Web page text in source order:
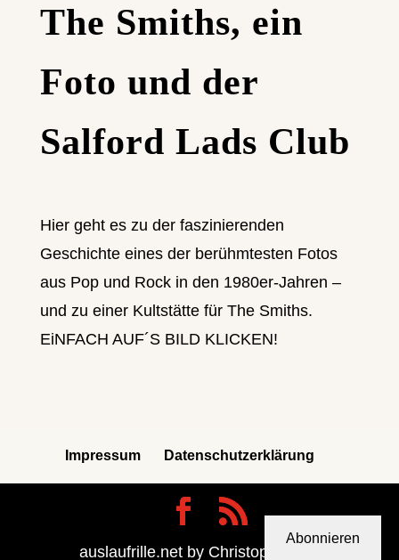
The Smiths, ein
Foto und der
Salford Lads Club
Hier geht es zu der faszinierenden
Geschichte eines der berühmtesten Fotos
aus Pop und Rock in den 1980er-Jahren –
und zu einer Kultstätte für The Smiths.
EiNFACH AUF´S BILD KLICKEN!
Impressum Datenschutzerklärung
auslaufrille.net by Christoph Berdi
Abonnieren